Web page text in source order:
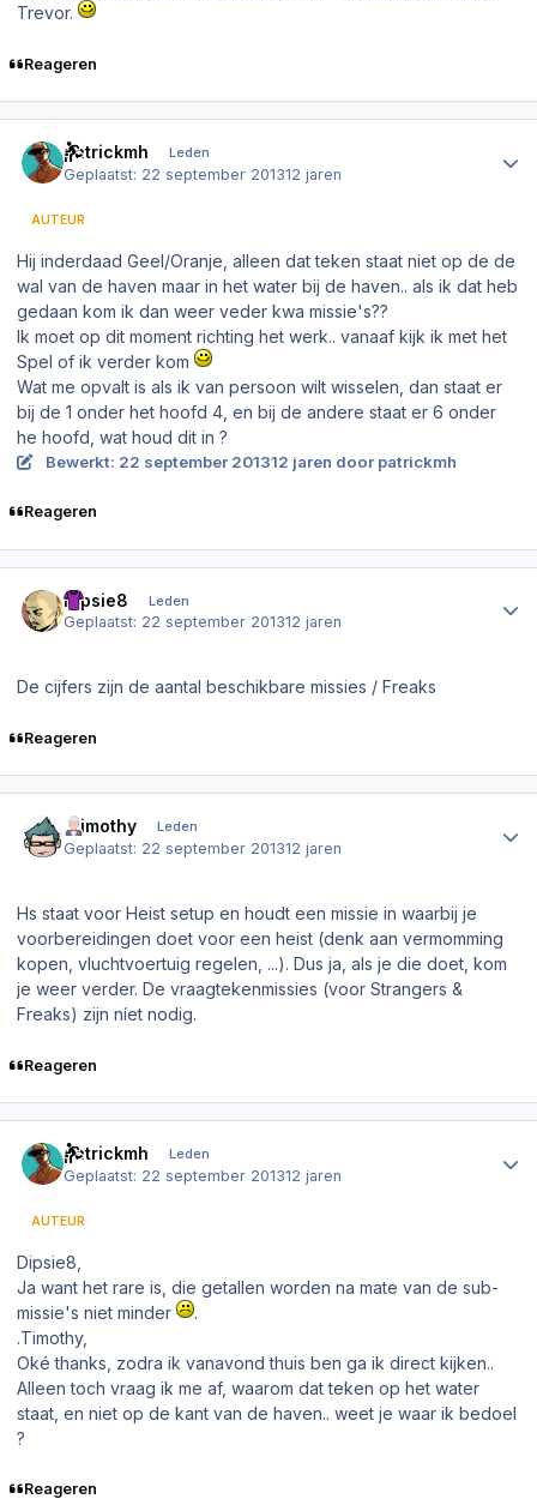
Trevor.
Reageren
patrickmh Leden
Geplaatst: 22 september 201312 jaren
AUTEUR
Hij inderdaad Geel/Oranje, alleen dat teken staat niet op de de
wal van de haven maar in het water bij de haven.. als ik dat heb
gedaan kom ik dan weer veder kwa missie's??
Ik moet op dit moment richting het werk.. vanaaf kijk ik met het
Spel of ik verder kom
Wat me opvalt is als ik van persoon wilt wisselen, dan staat er
bij de 1 onder het hoofd 4, en bij de andere staat er 6 onder
he hoofd, wat houd dit in ?
Bewerkt: 22 september 201312 jaren door patrickmh
Reageren
Dipsie8 Leden
Geplaatst: 22 september 201312 jaren
De cijfers zijn de aantal beschikbare missies / Freaks
Reageren
.Timothy Leden
Geplaatst: 22 september 201312 jaren
Hs staat voor Heist setup en houdt een missie in waarbij je
voorbereidingen doet voor een heist (denk aan vermomming
kopen, vluchtvoertuig regelen, ...). Dus ja, als je die doet, kom
je weer verder. De vraagtekenmissies (voor Strangers &
Freaks) zijn níet nodig.
Reageren
patrickmh Leden
Geplaatst: 22 september 201312 jaren
AUTEUR
Dipsie8,
Ja want het rare is, die getallen worden na mate van de sub-
missie's niet minder
.
.Timothy,
Oké thanks, zodra ik vanavond thuis ben ga ik direct kijken..
Alleen toch vraag ik me af, waarom dat teken op het water
staat, en niet op de kant van de haven.. weet je waar ik bedoel
?
Reageren